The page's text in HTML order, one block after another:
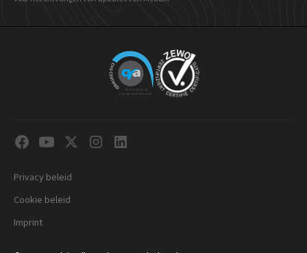
Privacy beleid
Cookie beleid
Imprint